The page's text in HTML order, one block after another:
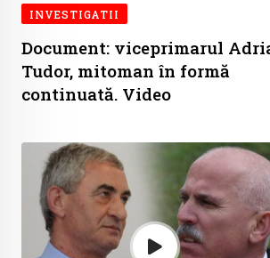
INVESTIGATII
Document: viceprimarul
Tudor, mitoman în formă
continuată. Video